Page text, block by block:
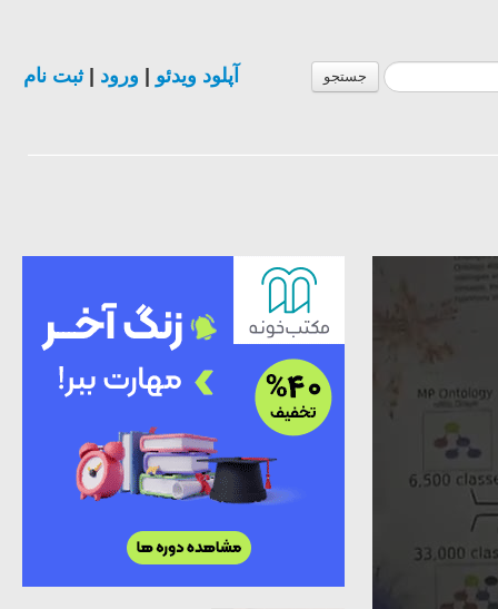
جستجو آپلود ویدئو ورود |ثبت نام